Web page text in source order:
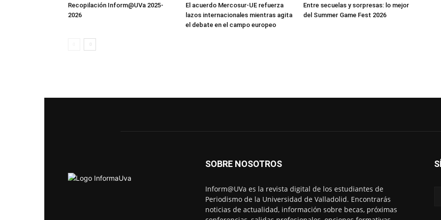
Recopilación Inform@UVa 2025-
2026
El acuerdo Mercosur-UE refuerza
lazos internacionales mientras agita
el debate en el campo europeo
Entre secuelas y sorpresas: lo mejor
del Summer Game Fest 2026
SOBRE NOSOTROS
Inform@UVa es la revista digital de los estudiantes de
Periodismo de la Universidad de Valladolid. Encontrarás
noticias de actualidad, información sobre becas, próximas